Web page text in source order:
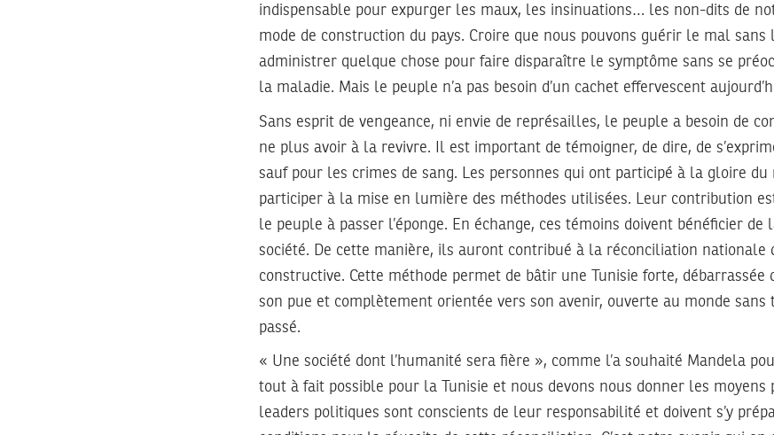
indispensable pour expurger les maux, les insinuations… les non-dits de
mode de construction du pays. Croire que nous pouvons guérir le mal
administrer quelque chose pour faire disparaître le symptôme sans se
la maladie. Mais le peuple n’a pas besoin d’un cachet effervescent
Sans esprit de vengeance, ni envie de représailles, le peuple a besoin de
ne plus avoir à la revivre. Il est important de témoigner, de dire, de
sauf pour les crimes de sang. Les personnes qui ont participé à la gloire du
participer à la mise en lumière des méthodes utilisées. Leur contribution
le peuple à passer l’éponge. En échange, ces témoins doivent bénéficier
société. De cette manière, ils auront contribué à la réconciliation nationale
constructive. Cette méthode permet de bâtir une Tunisie forte, débarrassée
son pue et complètement orientée vers son avenir, ouverte au monde
passé.
« Une société dont l’humanité sera fière », comme l’a souhaité Mandela
tout à fait possible pour la Tunisie et nous devons nous donner les moyens
leaders politiques sont conscients de leur responsabilité et doivent s’y